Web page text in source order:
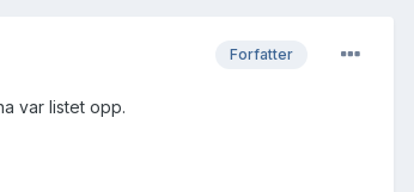
Forfatter
var listet opp.